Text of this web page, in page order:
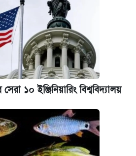
১০ ইঞ্জিনিয়ারিং বিশ্ববিদ্যালয়